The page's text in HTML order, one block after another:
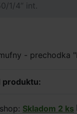
1/4“ int.
- prechodka
produktu:
Skladom 2 ks